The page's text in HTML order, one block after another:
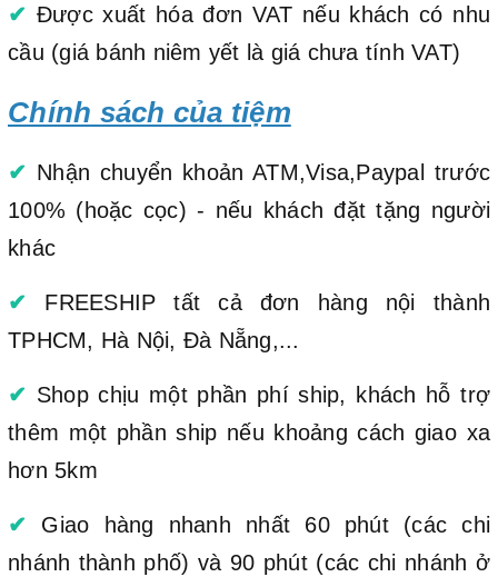
✔ Được xuất hóa đơn VAT nếu khách có nhu
cầu (giá bánh niêm yết là giá chưa tính VAT)
Chính sách của tiệm
✔ Nhận chuyển khoản ATM,Visa,Paypal trước
100% (hoặc cọc) - nếu khách đặt tặng người
khác
✔ FREESHIP tất cả đơn hàng nội thành
TPHCM, Hà Nội, Đà Nẵng,...
✔ Shop chịu một phần phí ship, khách hỗ trợ
thêm một phần ship nếu khoảng cách giao xa
hơn 5km
✔ Giao hàng nhanh nhất 60 phút (các chi
nhánh thành phố) và 90 phút (các chi nhánh ở